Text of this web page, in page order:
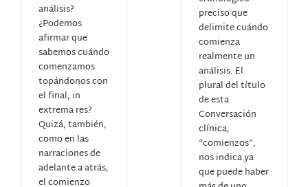
análisis?
¿Podemos
afirmar que
sabemos cuándo
comenzamos
topándonos con
el final, in
extrema res?
Quizá, también,
como en las
narraciones de
adelante a atrás,
el comienzo
preciso que
delimite cuándo
comienza
realmente un
análisis. El
plural del título
de esta
Conversación
clínica,
“comienzos”,
nos indica ya
que puede haber